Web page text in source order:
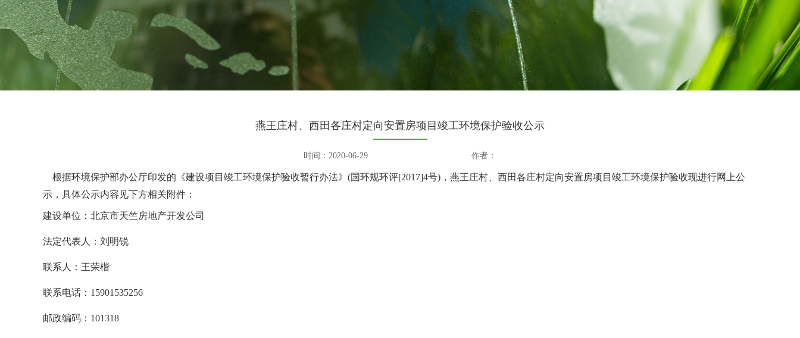
燕王庄村、西田各庄村定向安置房项目竣工环境保护验收公示
时间：2020-06-29 作者：
根据环境保护部办公厅印发的《建设项目竣工环境保护验收暂行办法》(国环规环评[2017]4号)， 燕王庄村、西田各庄村定向安置房项目 竣工环境保护验收现进行网上公
示，具体公示内容见下方相关附件：
建设单位： 北京市天竺房地产开发公司
法定代表人： 刘明锐
联系人：王荣楷
联系电话 ：15901535256
邮政编码 ：101318